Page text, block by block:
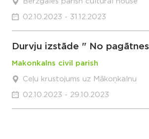
02.10.2023 - 31.12.2023
Durvju izstāde " No
Makonkalns civil parish
Ceļu krustojums uz Mākoņkalnu
02.10.2023 - 29.10.2023